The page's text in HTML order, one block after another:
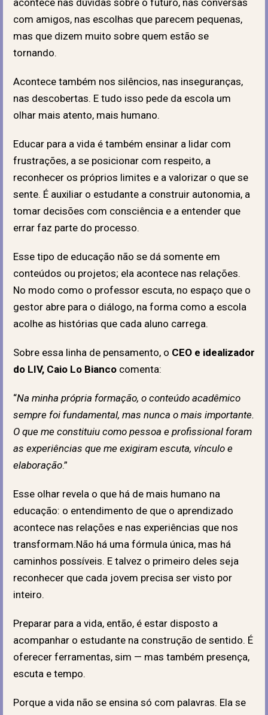
com amigos, nas escolhas que parecem pequenas,
mas que dizem muito sobre quem estão se
tornando.
Acontece também nos silêncios, nas inseguranças,
nas descobertas. E tudo isso pede da escola um
olhar mais atento, mais humano.
Educar para a vida é também ensinar a lidar com
frustrações, a se posicionar com respeito, a
reconhecer os próprios limites e a valorizar o que se
sente. É auxiliar o estudante a construir autonomia, a
tomar decisões com consciência e a entender que
errar faz parte do processo.
Esse tipo de educação não se dá somente em
conteúdos ou projetos; ela acontece nas relações.
No modo como o professor escuta, no espaço que o
gestor abre para o diálogo, na forma como a escola
acolhe as histórias que cada aluno carrega.
Sobre essa linha de pensamento, o CEO e idealizador
do LIV, Caio Lo Bianco comenta:
“Na minha própria formação, o conteúdo acadêmico
sempre foi fundamental, mas nunca o mais importante.
O que me constituiu como pessoa e profissional foram
as experiências que me exigiram escuta, vínculo e
elaboração.”
Esse olhar revela o que há de mais humano na
educação: o entendimento de que o aprendizado
acontece nas relações e nas experiências que nos
transformam.Não há uma fórmula única, mas há
caminhos possíveis. E talvez o primeiro deles seja
reconhecer que cada jovem precisa ser visto por
inteiro.
Preparar para a vida, então, é estar disposto a
acompanhar o estudante na construção de sentido. É
oferecer ferramentas, sim — mas também presença,
escuta e tempo.
Porque a vida não se ensina só com palavras. Ela se